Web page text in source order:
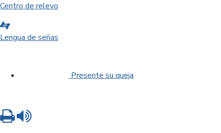
Centro de relevo
Lengua de señas
Presente su queja
Imprimir